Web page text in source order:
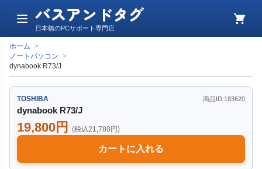
メ
ュ
ー
バスアンドタグ
日本橋のPCサポート専門店
カ
ホーム >
ノートパソコン >
dynabook R73/J
TOSHIBA 商品ID:183620
dynabook R73/J
19,800円 (税込21,780円)
カートに入れる